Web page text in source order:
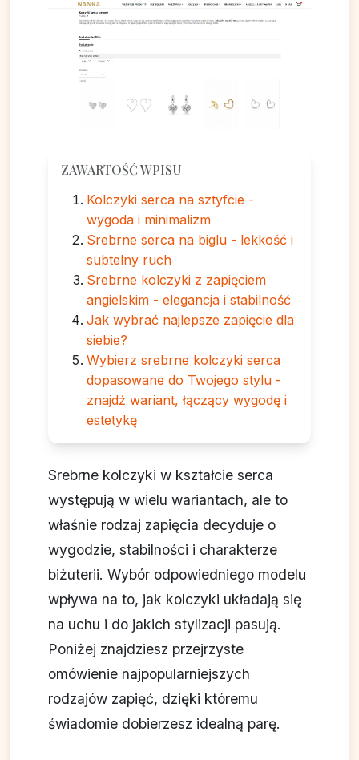
ZAWARTOŚĆ WPISU
Kolczyki serca na sztyfcie -
wygoda i minimalizm
Srebrne serca na biglu - lekkość i
subtelny ruch
Srebrne kolczyki z zapięciem
angielskim - elegancja i stabilność
Jak wybrać najlepsze zapięcie dla
siebie?
Wybierz srebrne kolczyki serca
dopasowane do Twojego stylu -
znajdź wariant, łączący wygodę i
estetykę
Srebrne kolczyki w kształcie serca
występują w wielu wariantach, ale to
właśnie rodzaj zapięcia decyduje o
wygodzie, stabilności i charakterze
biżuterii. Wybór odpowiedniego modelu
wpływa na to, jak kolczyki układają się
na uchu i do jakich stylizacji pasują.
Poniżej znajdziesz przejrzyste
omówienie najpopularniejszych
rodzajów zapięć, dzięki któremu
świadomie dobierzesz idealną parę.